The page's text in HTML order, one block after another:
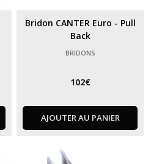
Bridon CANTER Euro - Pull
Back
BRIDONS
102€
AJOUTER AU PANIER